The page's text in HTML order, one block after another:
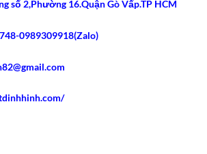
số 2,Phường 16.Quận Gò Vấp.TP HCM
0989309918(Zalo)